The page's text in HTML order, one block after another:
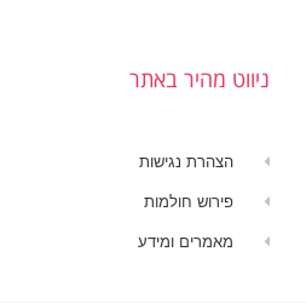
ניווט מהיר באתר
הצהרת נגישות
פירוש חולמות
מאמרים ומידע